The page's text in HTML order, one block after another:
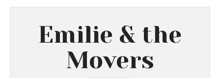
Emilie & the
Movers